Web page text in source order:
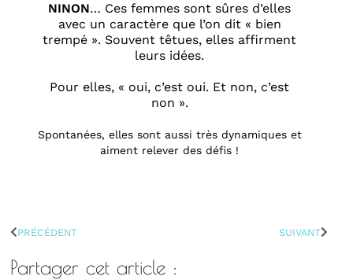
NINON… Ces femmes sont sûres d’elles
avec un caractère que l’on dit « bien
trempé ». Souvent têtues, elles affirment
leurs idées.
Pour elles, « oui, c’est oui. Et non, c’est
non ».
Spontanées, elles sont aussi très dynamiques et
aiment relever des défis !
PRÉCÉDENT SUIVANT
Partager cet article :